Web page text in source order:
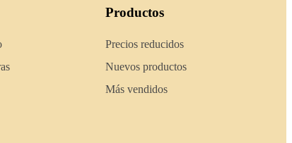
Productos
Precios reducidos
Nuevos productos
Más vendidos